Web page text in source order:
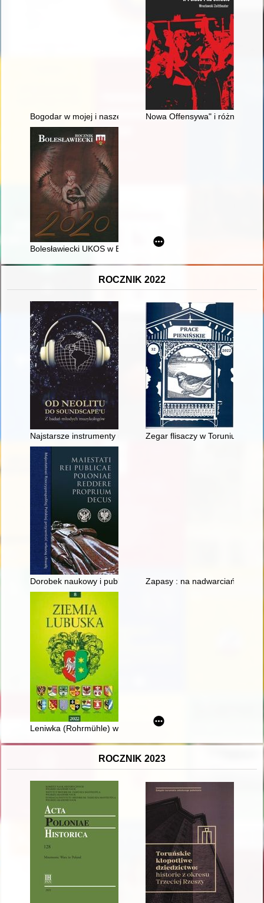
Bogodar w mojej i naszej pamięciNowa Offensywa" i różne
Bolesławiecki UKOS w Encyklopedii Solidarności
ROCZNIK 2022
Najstarsze instrumenty muzyczneZegar flisaczy w Toruniu
Dorobek naukowy i publicystyczny oraz artystyczne formy
Zapasy : na nadwarciańskiej
Leniwka (Rohrmühle) w okolicy Świebodzina : próba
ROCZNIK 2023